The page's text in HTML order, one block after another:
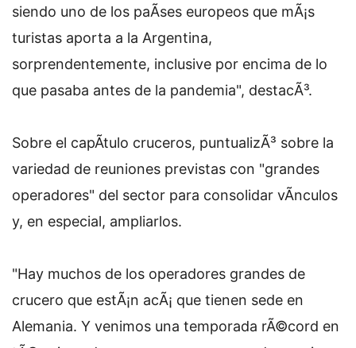
siendo uno de los paÃ­ses europeos que mÃ¡s
turistas aporta a la Argentina,
sorprendentemente, inclusive por encima de lo
que pasaba antes de la pandemia", destacÃ³.
Sobre el capÃ­tulo cruceros, puntualizÃ³ sobre la
variedad de reuniones previstas con "grandes
operadores" del sector para consolidar vÃ­nculos
y, en especial, ampliarlos.
"Hay muchos de los operadores grandes de
crucero que estÃ¡n acÃ¡ que tienen sede en
Alemania. Y venimos una temporada rÃ©cord en